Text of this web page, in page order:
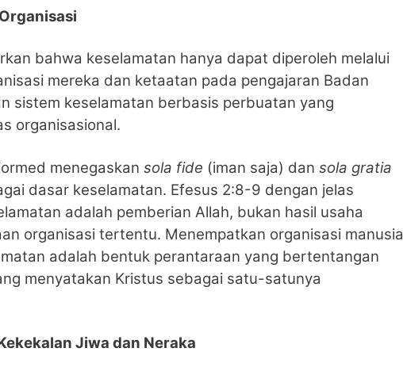
bahwa keselamatan hanya dapat diperoleh melalui
mereka dan ketaatan pada pengajaran Badan
sistem keselamatan berbasis perbuatan yang
organisasional.
menegaskan sola fide (iman saja) dan sola gratia
dasar keselamatan. Efesus 2:8-9 dengan jelas
adalah pemberian Allah, bukan hasil usaha
organisasi tertentu. Menempatkan organisasi manusia
adalah bentuk perantaraan yang bertentangan
menyatakan Kristus sebagai satu-satunya
Jiwa dan Neraka